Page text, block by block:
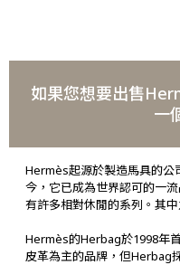
如果您想要出售
一
Hermès起源於製造馬具的公
今，它已成為世界認可的一
有許多相對休閒的系列。其
Hermès的Herbag於1998年
皮革為主的品牌，但Herbag